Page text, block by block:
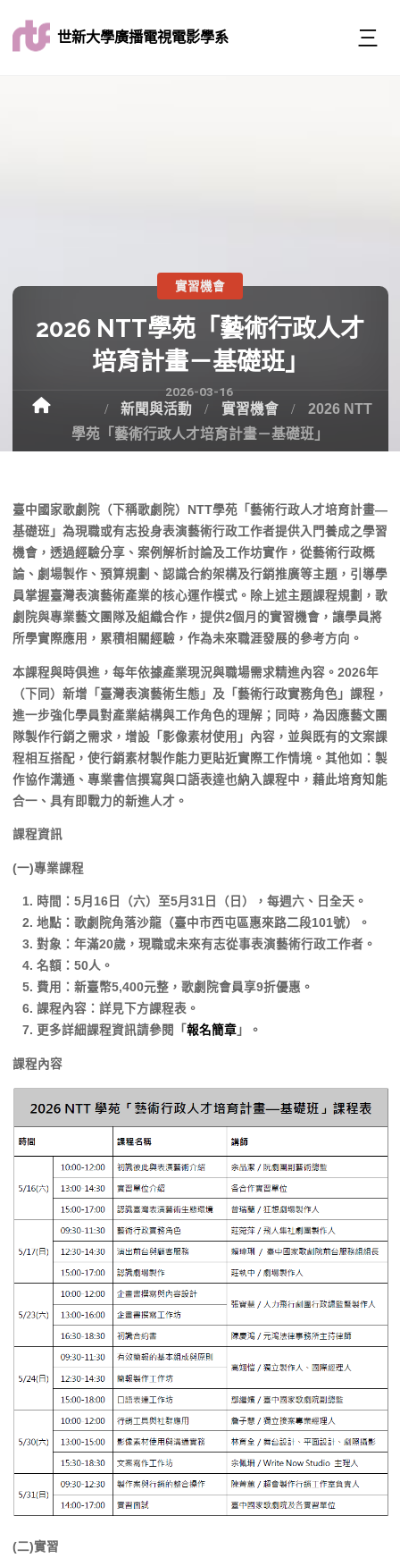
世新大學廣播電視電影學系
2026 NTT學苑「藝術行政人才
培育計畫－基礎班」
2026-03-16
實習機會
新聞與活動 實習機會
2026 NTT
學苑「藝術行政人才培育計畫－基礎班」
臺中國家歌劇院（下稱歌劇院）NTT學苑「藝術行政人才培育計畫—
基礎班」為現職或有志投身表演藝術行政工作者提供入門養成之學習
機會，透過經驗分享、案例解析討論及工作坊實作，從藝術行政概
論、劇場製作、預算規劃、認識合約架構及行銷推廣等主題，引導學
員掌握臺灣表演藝術產業的核心運作模式。除上述主題課程規劃，歌
劇院與專業藝文團隊及組織合作，提供2個月的實習機會，讓學員將
所學實際應用，累積相關經驗，作為未來職涯發展的參考方向。
本課程與時俱進，每年依據產業現況與職場需求精進內容。2026年
（下同）新增「臺灣表演藝術生態」及「藝術行政實務角色」課程，
進一步強化學員對產業結構與工作角色的理解；同時，為因應藝文團
隊製作行銷之需求，增設「影像素材使用」內容，並與既有的文案課
程相互搭配，使行銷素材製作能力更貼近實際工作情境。其他如：製
作協作溝通、專業書信撰寫與口語表達也納入課程中，藉此培育知能
合一、具有即戰力的新進人才。
課程資訊
(一)專業課程
時間：5月16日（六）至5月31日（日），每週六、日全天。
地點：歌劇院角落沙龍（臺中市西屯區惠來路二段101號）。
對象：年滿20歲，現職或未來有志從事表演藝術行政工作者。
名額：50人。
費用：新臺幣5,400元整，歌劇院會員享9折優惠。
課程內容：詳見下方課程表。
更多詳細課程資訊請參閱「 報名簡章」。
課程內容
(二)實習